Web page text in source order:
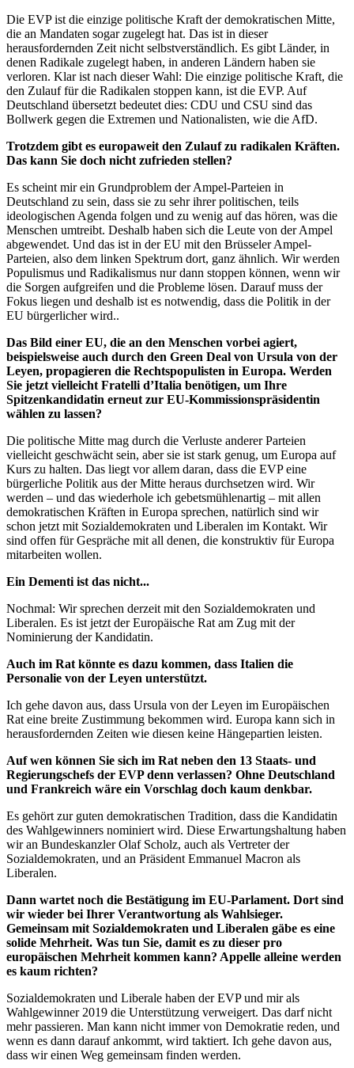
Die EVP ist die einzige politische Kraft der demokratischen Mitte,
die an Mandaten sogar zugelegt hat. Das ist in dieser
herausfordernden Zeit nicht selbstverständlich. Es gibt Länder, in
denen Radikale zugelegt haben, in anderen Ländern haben sie
verloren. Klar ist nach dieser Wahl: Die einzige politische Kraft, die
den Zulauf für die Radikalen stoppen kann, ist die EVP. Auf
Deutschland übersetzt bedeutet dies: CDU und CSU sind das
Bollwerk gegen die Extremen und Nationalisten, wie die AfD.
Trotzdem gibt es europaweit den Zulauf zu radikalen Kräften.
Das kann Sie doch nicht zufrieden stellen?
Es scheint mir ein Grundproblem der Ampel-Parteien in
Deutschland zu sein, dass sie zu sehr ihrer politischen, teils
ideologischen Agenda folgen und zu wenig auf das hören, was die
Menschen umtreibt. Deshalb haben sich die Leute von der Ampel
abgewendet. Und das ist in der EU mit den Brüsseler Ampel-
Parteien, also dem linken Spektrum dort, ganz ähnlich. Wir werden
Populismus und Radikalismus nur dann stoppen können, wenn wir
die Sorgen aufgreifen und die Probleme lösen. Darauf muss der
Fokus liegen und deshalb ist es notwendig, dass die Politik in der
EU bürgerlicher wird..
Das Bild einer EU, die an den Menschen vorbei agiert,
beispielsweise auch durch den Green Deal von Ursula von der
Leyen, propagieren die Rechtspopulisten in Europa. Werden
Sie jetzt vielleicht Fratelli d’Italia benötigen, um Ihre
Spitzenkandidatin erneut zur EU-Kommissionspräsidentin
wählen zu lassen?
Die politische Mitte mag durch die Verluste anderer Parteien
vielleicht geschwächt sein, aber sie ist stark genug, um Europa auf
Kurs zu halten. Das liegt vor allem daran, dass die EVP eine
bürgerliche Politik aus der Mitte heraus durchsetzen wird. Wir
werden – und das wiederhole ich gebetsmühlenartig – mit allen
demokratischen Kräften in Europa sprechen, natürlich sind wir
schon jetzt mit Sozialdemokraten und Liberalen im Kontakt. Wir
sind offen für Gespräche mit all denen, die konstruktiv für Europa
mitarbeiten wollen.
Ein Dementi ist das nicht...
Nochmal: Wir sprechen derzeit mit den Sozialdemokraten und
Liberalen. Es ist jetzt der Europäische Rat am Zug mit der
Nominierung der Kandidatin.
Auch im Rat könnte es dazu kommen, dass Italien die
Personalie von der Leyen unterstützt.
Ich gehe davon aus, dass Ursula von der Leyen im Europäischen
Rat eine breite Zustimmung bekommen wird. Europa kann sich in
herausfordernden Zeiten wie diesen keine Hängepartien leisten.
Auf wen können Sie sich im Rat neben den 13 Staats- und
Regierungschefs der EVP denn verlassen? Ohne Deutschland
und Frankreich wäre ein Vorschlag doch kaum denkbar.
Es gehört zur guten demokratischen Tradition, dass die Kandidatin
des Wahlgewinners nominiert wird. Diese Erwartungshaltung haben
wir an Bundeskanzler Olaf Scholz, auch als Vertreter der
Sozialdemokraten, und an Präsident Emmanuel Macron als
Liberalen.
Dann wartet noch die Bestätigung im EU-Parlament. Dort sind
wir wieder bei Ihrer Verantwortung als Wahlsieger.
Gemeinsam mit Sozialdemokraten und Liberalen gäbe es eine
solide Mehrheit. Was tun Sie, damit es zu dieser pro
europäischen Mehrheit kommen kann? Appelle alleine werden
es kaum richten?
Sozialdemokraten und Liberale haben der EVP und mir als
Wahlgewinner 2019 die Unterstützung verweigert. Das darf nicht
mehr passieren. Man kann nicht immer von Demokratie reden, und
wenn es dann darauf ankommt, wird taktiert. Ich gehe davon aus,
dass wir einen Weg gemeinsam finden werden.